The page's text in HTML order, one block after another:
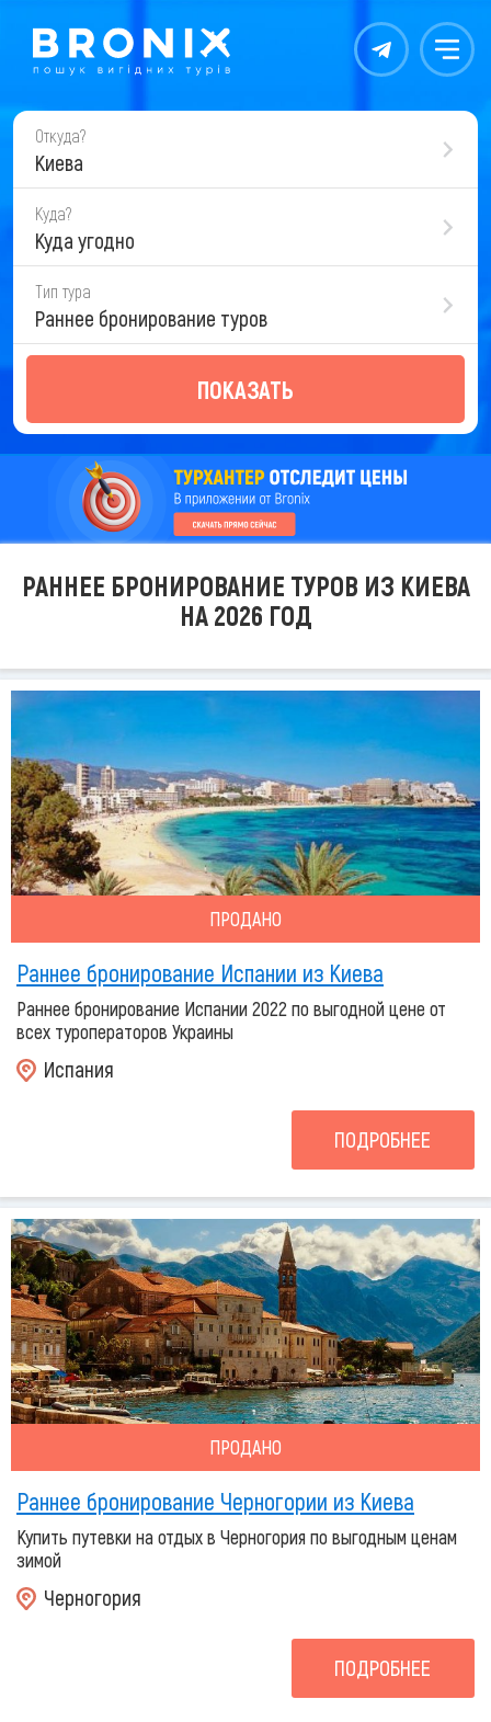
Контакты Меню
Откуда?
Киева
Куда?
Куда угодно
Тип тура
Раннее бронирование туров
ПОКАЗАТЬ
РАННЕЕ БРОНИРОВАНИЕ ТУРОВ ИЗ КИЕВА
НА 2026 ГОД
ПРОДАНО
Раннее бронирование Испании из Киева
Раннее бронирование Испании 2022 по выгодной цене от
всех туроператоров Украины
Испания
ПОДРОБНЕЕ
ПРОДАНО
Раннее бронирование Черногории из Киева
Купить путевки на отдых в Черногория по выгодным ценам
зимой
Черногория
ПОДРОБНЕЕ